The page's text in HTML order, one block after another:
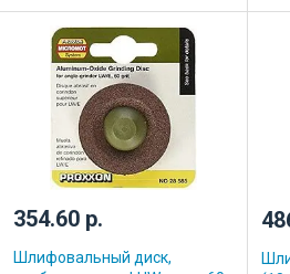
354.60 р.
Шлифовальный диск,